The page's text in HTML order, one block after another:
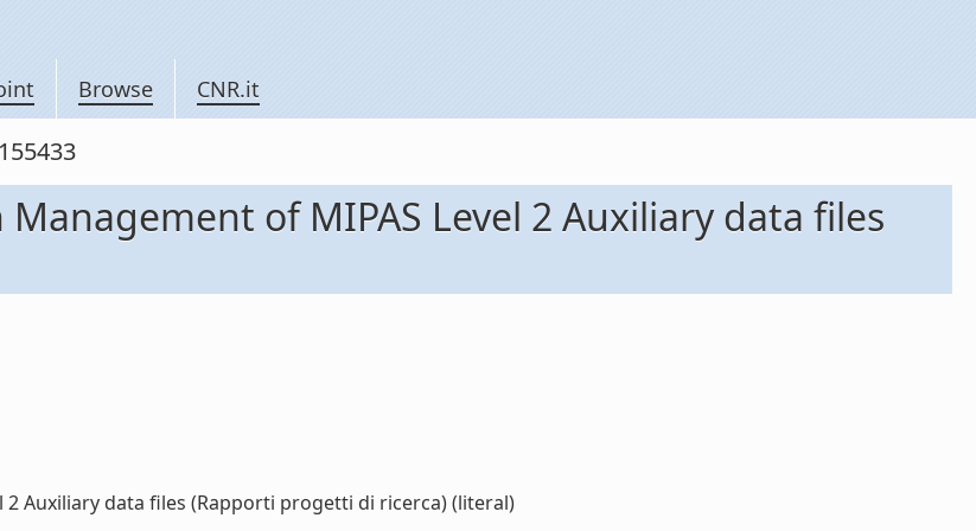
Browse CNR.it
of MIPAS Level 2 Auxiliary data files
Auxiliary data files (Rapporti progetti di ricerca) (literal)